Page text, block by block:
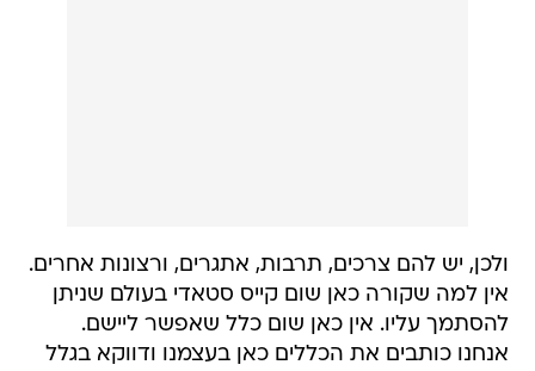
ולכן, יש להם צרכים, תרבות, אתגרים, ורצונות אחרים.
אין למה שקורה כאן שום קייס סטאדי בעולם שניתן
להסתמך עליו. אין כאן שום כלל שאפשר ליישם.
אנחנו כותבים את הכללים כאן בעצמנו ודווקא בגלל